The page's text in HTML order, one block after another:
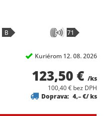
B 71
Kuriérom 12. 08. 2026
123,50 € /ks
100,40 € bez DPH
Doprava: 4,– €/ ks